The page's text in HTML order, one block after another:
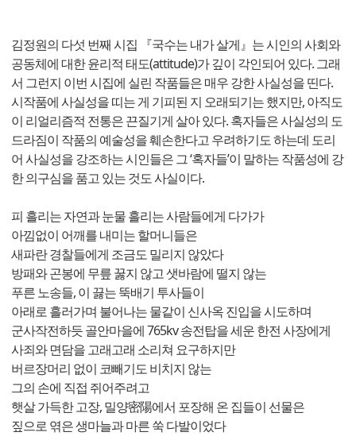
김정원의 다섯 번째 시집 『국수는 내가 살게』는 시인의 사회와
공동체에 대한 윤리적 태도(attitude)가 깊이 각인되어 있다. 그래
서 그런지 이번 시집에 실린 작품들은 매우 강한 사실성을 띤다.
시작품에 사실성을 띠는 게 기피된 지 오래되기는 했지만, 아직도
이 리얼리즘적 전통은 끈질기게 살아 있다. 혹자들은 사실성의 도
드라짐이 작품의 예술성을 훼손한다고 우려하기도 하는데 도리
어 사실성을 강조하는 시인들은 그 ‘혹자들’이 말하는 작품성에 강
한 의구심을 품고 있는 것도 사실이다.
피 흘리는 자연과 눈물 흘리는 사람들에게 다가가
아낌없이 어깨를 내미는 할머니들은
새파란 경찰들에게 조금도 밀리지 않았다
방패와 곤봉에 무릎 꿇지 않고 샛바람에 떨지 않는
푸른 노송들, 이 끓는 뚝배기 투사들이
아래로 흘러가며 불어나는 물같이 신사옥 진입을 시도하며
군사작전하듯 골안마을에 765kv 송전탑을 세운 한전 사장에게
사죄와 면담을 고래고래 소리쳐 요구하지만
버르장머리 없이 코빼기도 비치지 않는
그의 손에 직접 쥐어주려고
햇살 가득한 고장, 밀양密陽에서 포장해 온 집들이 선물은
짚으로 엮은 생마늘과 마른 쑥 다발이었다